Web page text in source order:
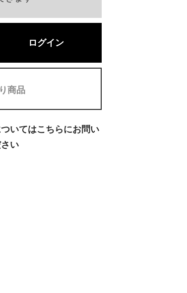
ログイン
商品
いてはこちらにお問い
い